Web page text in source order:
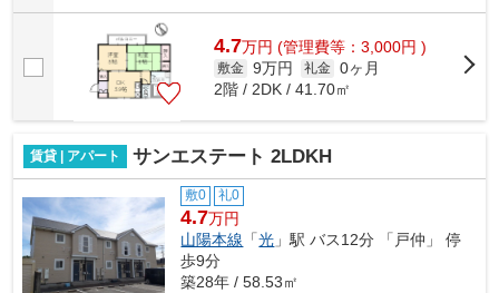
4.7万円 (管理費等：3,000円 )
敷金 9万円 礼金 0ヶ月
2階 / 2DK / 41.70㎡
賃貸 | アパート サンエステート 2LDKH
敷0 礼0
4.7万円
山陽本線 「光 」駅 バス12分 「戸仲」 停
歩9分
築28年 / 58.53㎡